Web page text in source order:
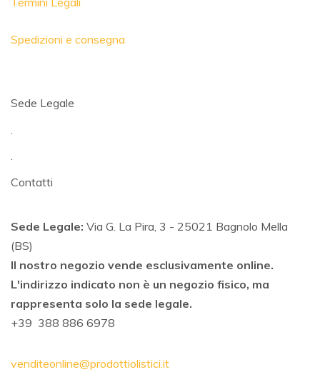
Spedizioni e consegna
Sede Legale
.
.
Contatti
Sede Legale: Via G. La Pira, 3 - 25021 Bagnolo Mella
(BS)
Il nostro negozio vende esclusivamente online.
L'indirizzo indicato non è un negozio fisico, ma
rappresenta solo la sede legale.
+39 388 886 6978
venditeonline@prodottiolistici.it